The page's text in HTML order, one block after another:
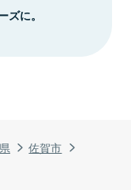
佐賀市
に。